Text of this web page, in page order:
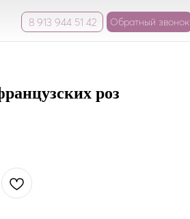
8 913 944 51 42 Обратный звонок
роз